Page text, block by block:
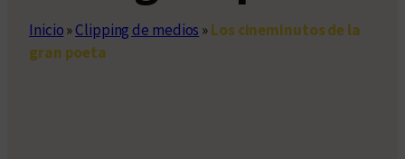
Inicio»Clipping de medios »Los cineminutos de la
gran poeta